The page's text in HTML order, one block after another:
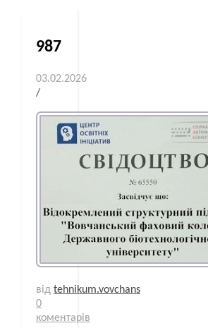
987
03.02.2026
/
від tehnikum.vovchans
0
коментарів